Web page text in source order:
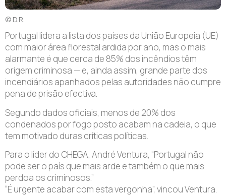
© D.R.
Portugal lidera a lista dos países da União Europeia (UE)
com maior área florestal ardida por ano, mas o mais
alarmante é que cerca de 85% dos incêndios têm
origem criminosa — e, ainda assim, grande parte dos
incendiários apanhados pelas autoridades não cumpre
pena de prisão efectiva.
Segundo dados oficiais, menos de 20% dos
condenados por fogo posto acabam na cadeia, o que
tem motivado duras críticas políticas.
Para o líder do CHEGA, André Ventura, “Portugal não
pode ser o país que mais arde e também o que mais
perdoa os criminosos.”
“É urgente acabar com esta vergonha”, vincou Ventura.